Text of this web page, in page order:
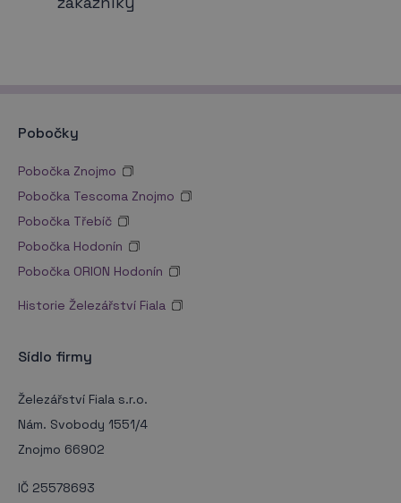
Pobočky
Pobočka Znojmo
Pobočka Tescoma Znojmo
Pobočka Třebíč
Pobočka Hodonín
Pobočka ORION Hodonín
Historie Železářství Fiala
Sídlo firmy
Železářství Fiala s.r.o.
Nám. Svobody 1551/4
Znojmo 66902
IČ 25578693